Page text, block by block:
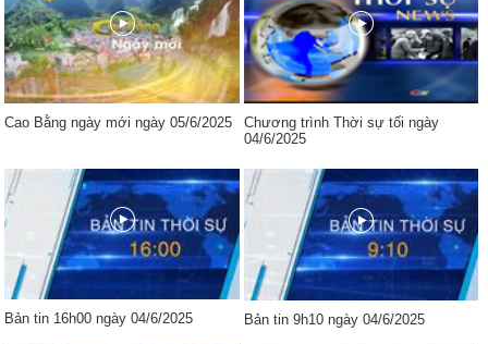
Cao Bằng ngày mới ngày 05/6/2025
Chương trình Thời sự tối ngày
04/6/2025
Bản tin 16h00 ngày 04/6/2025 Bản tin 9h10 ngày 04/6/2025